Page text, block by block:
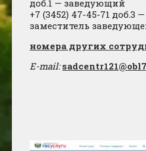
доб.1 — заведующий
+7 (3452) 47-45-71 доб.3 —
заместитель
​номера других
E-mail: